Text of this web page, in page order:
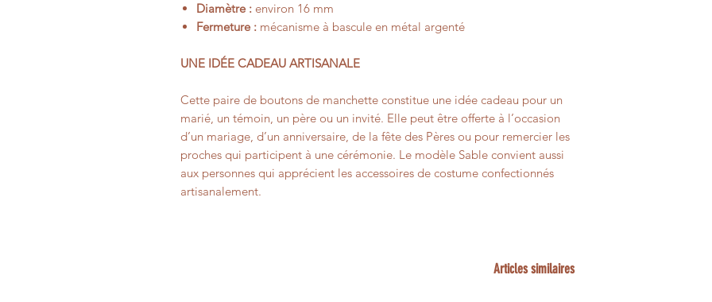
Diamètre : environ 16 mm
Fermeture : mécanisme à bascule en métal argenté
UNE IDÉE CADEAU ARTISANALE
Cette paire de boutons de manchette constitue une idée cadeau pour un
marié, un témoin, un père ou un invité. Elle peut être offerte à l’occasion
d’un mariage, d’un anniversaire, de la fête des Pères ou pour remercier les
proches qui participent à une cérémonie. Le modèle Sable convient aussi
aux personnes qui apprécient les accessoires de costume confectionnés
artisanalement.
Articles similaires